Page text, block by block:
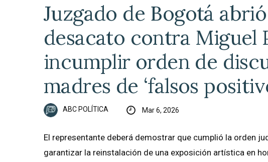
Juzgado de Bogotá
desacato contra Miguel
incumplir orden de
madres de ‘falsos
ABC POLÍTICA Mar 6, 2026
El representante deberá demostrar que cumplió la orden
garantizar la reinstalación de una exposición artística en